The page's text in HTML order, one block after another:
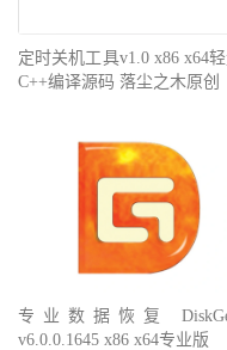
定时关机工具v1.0 x86 x64
C++编译源码 落尘之木原创
专业数据恢复
v6.0.0.1645 x86 x64专业版